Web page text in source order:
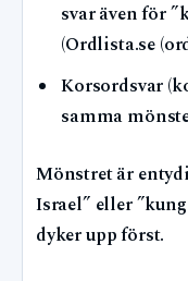
svar även för
(Ordlista.se
Korsordsvar
samma
Mönstret är
Israel” eller
dyker upp först.